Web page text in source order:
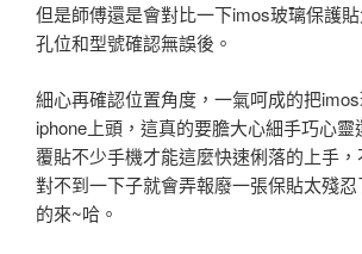
但是師傅還是會對比一下imos玻璃保護
孔位和型號確認無誤後。
細心再確認位置角度，一氣呵成的把
iphone上頭，這真的要膽大心細手巧心
覆貼不少手機才能這麼快速俐落的上手
對不到一下子就會弄報廢一張保貼太殘
的來~哈。